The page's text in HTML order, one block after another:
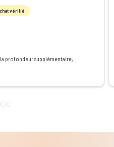
vérifié
profondeur supplémentaire,